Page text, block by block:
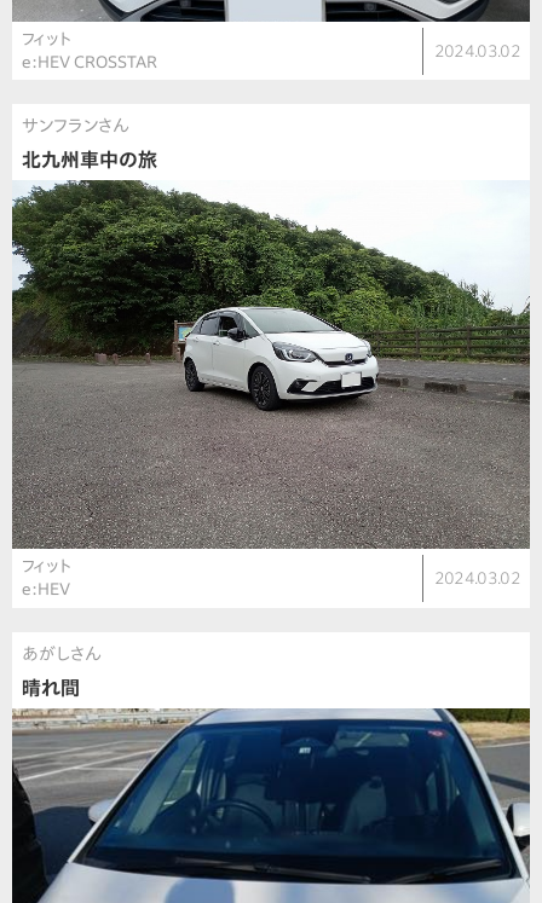
フィット
e:HEV CROSSTAR
2024.03.02
サンフランさん
北九州車中の旅
フィット
e:HEV
2024.03.02
あがしさん
晴れ間